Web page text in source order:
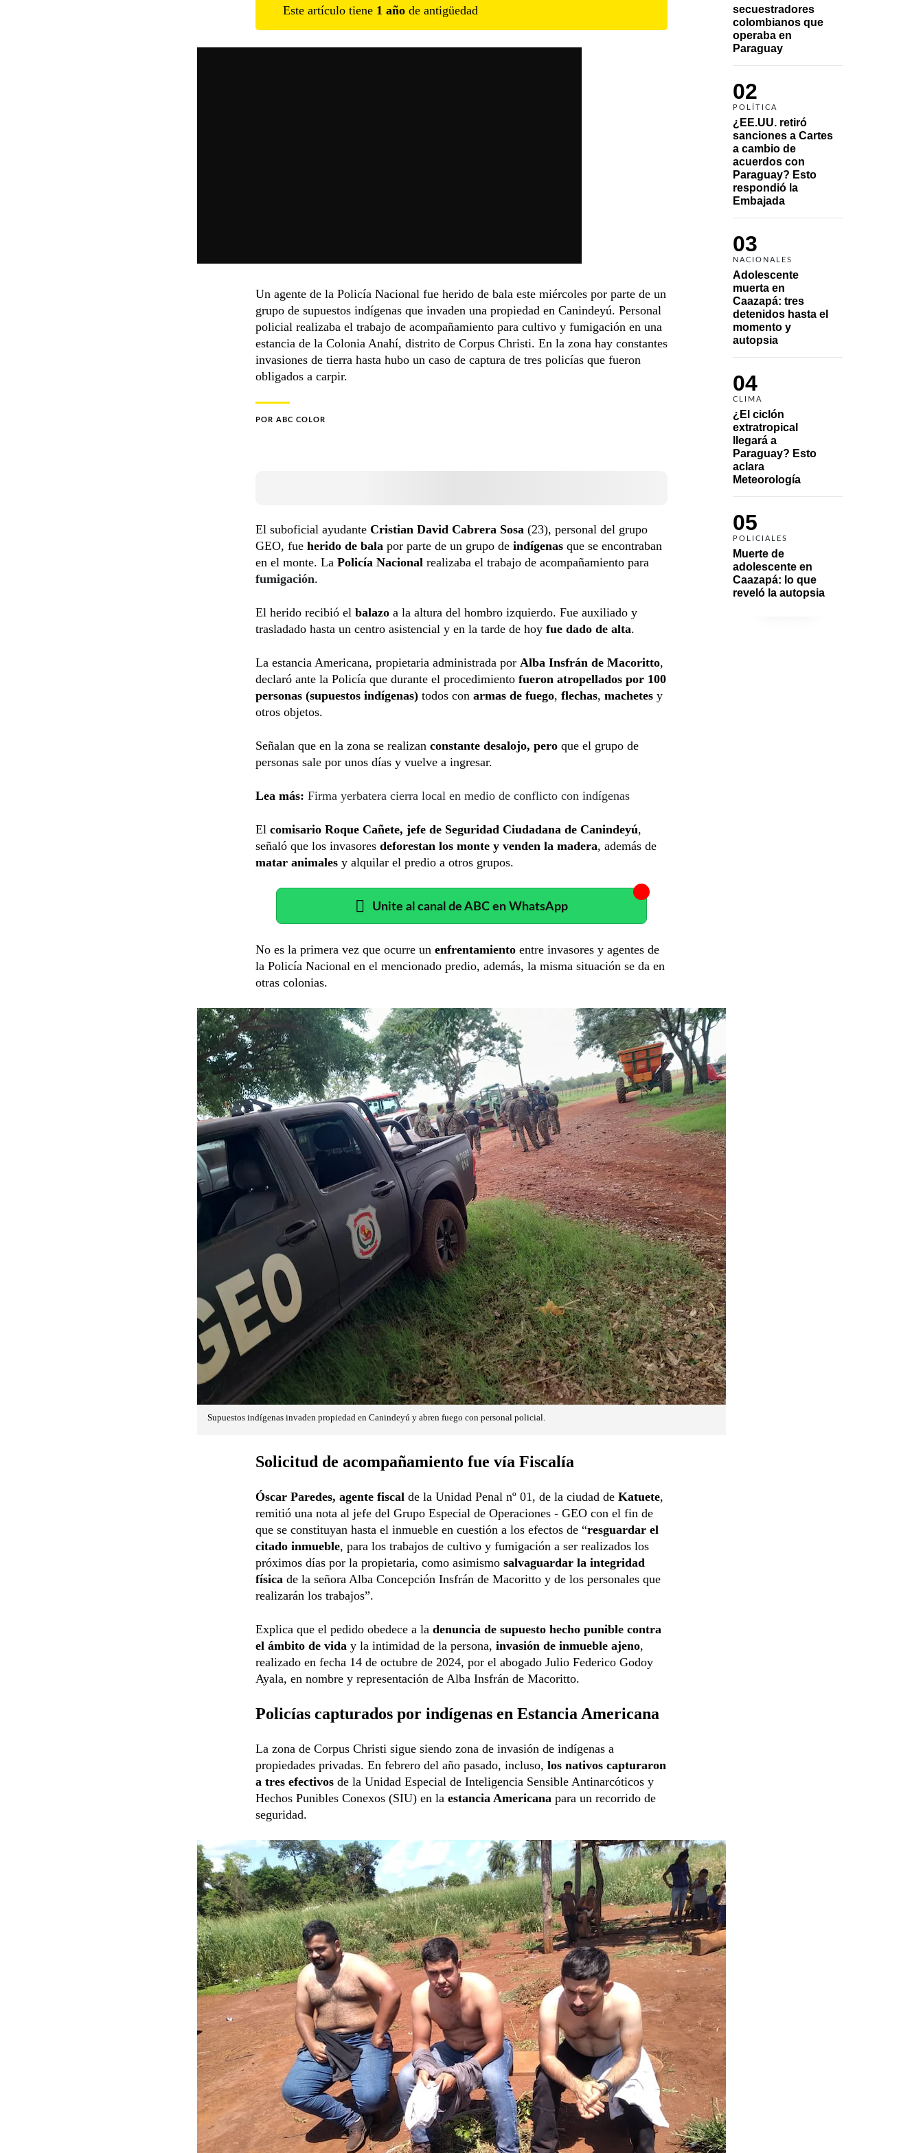
secuestradores
colombianos que
operaba en
Paraguay
02
POLÍTICA
¿EE.UU. retiró
sanciones a Cartes
a cambio de
acuerdos con
Paraguay? Esto
respondió la
Embajada
03
NACIONALES
Adolescente
muerta en
Caazapá: tres
detenidos hasta el
momento y
autopsia
04
CLIMA
¿El ciclón
extratropical
llegará a
Paraguay? Esto
aclara
Meteorología
05
POLICIALES
Muerte de
adolescente en
Caazapá: lo que
reveló la autopsia
Este artículo tiene 1 año de antigüedad
Un agente de la Policía Nacional fue herido de bala este miércoles por parte de un
grupo de supuestos indígenas que invaden una propiedad en Canindeyú. Personal
policial realizaba el trabajo de acompañamiento para cultivo y fumigación en una
estancia de la Colonia Anahí, distrito de Corpus Christi. En la zona hay constantes
invasiones de tierra hasta hubo un caso de captura de tres policías que fueron
obligados a carpir.
POR ABC COLOR
El suboficial ayudante Cristian David Cabrera Sosa (23), personal del grupo
GEO, fue herido de bala por parte de un grupo de indígenas que se encontraban
en el monte. La Policía Nacional realizaba el trabajo de acompañamiento para
fumigación.
El herido recibió el balazo a la altura del hombro izquierdo. Fue auxiliado y
trasladado hasta un centro asistencial y en la tarde de hoy fue dado de alta.
La estancia Americana, propietaria administrada por Alba Insfrán de Macoritto,
declaró ante la Policía que durante el procedimiento fueron atropellados por 100
personas (supuestos indígenas) todos con armas de fuego, flechas, machetes y
otros objetos.
Señalan que en la zona se realizan constante desalojo, pero que el grupo de
personas sale por unos días y vuelve a ingresar.
Lea más: Firma yerbatera cierra local en medio de conflicto con indígenas
El comisario Roque Cañete, jefe de Seguridad Ciudadana de Canindeyú,
señaló que los invasores deforestan los monte y venden la madera, además de
matar animales y alquilar el predio a otros grupos.
Unite al canal de ABC en WhatsApp
No es la primera vez que ocurre un enfrentamiento entre invasores y agentes de
la Policía Nacional en el mencionado predio, además, la misma situación se da en
otras colonias.
Supuestos indígenas invaden propiedad en Canindeyú y abren fuego con personal policial.
Solicitud de acompañamiento fue vía Fiscalía
Óscar Paredes, agente fiscal de la Unidad Penal nº 01, de la ciudad de Katuete,
remitió una nota al jefe del Grupo Especial de Operaciones - GEO con el fin de
que se constituyan hasta el inmueble en cuestión a los efectos de “resguardar el
citado inmueble, para los trabajos de cultivo y fumigación a ser realizados los
próximos días por la propietaria, como asimismo salvaguardar la integridad
física de la señora Alba Concepción Insfrán de Macoritto y de los personales que
realizarán los trabajos”.
Explica que el pedido obedece a la denuncia de supuesto hecho punible contra
el ámbito de vida y la intimidad de la persona, invasión de inmueble ajeno,
realizado en fecha 14 de octubre de 2024, por el abogado Julio Federico Godoy
Ayala, en nombre y representación de Alba Insfrán de Macoritto.
Policías capturados por indígenas en Estancia Americana
La zona de Corpus Christi sigue siendo zona de invasión de indígenas a
propiedades privadas. En febrero del año pasado, incluso, los nativos capturaron
a tres efectivos de la Unidad Especial de Inteligencia Sensible Antinarcóticos y
Hechos Punibles Conexos (SIU) en la estancia Americana para un recorrido de
seguridad.